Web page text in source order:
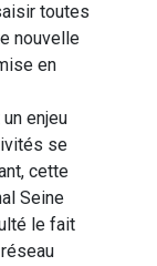
toutes
nouvelle
en
enjeu
se
cette
Seine
le fait